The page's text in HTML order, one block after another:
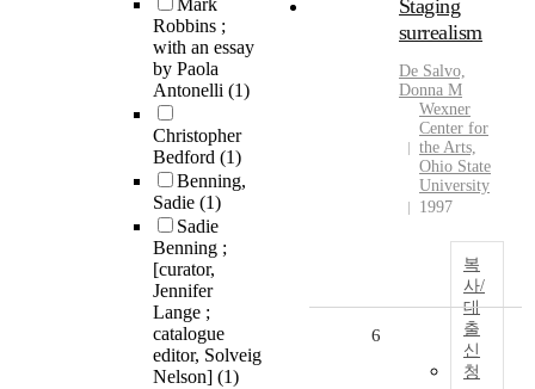
Mark
Robbins ;
with an essay
by Paola
Antonelli (1)
Christopher
Bedford (1)
Benning,
Sadie (1)
Sadie
Benning ;
[curator,
Jennifer
Lange ;
catalogue
editor, Solveig
Nelson] (1)
Staging
surrealism
De Salvo,
Donna M
Wexner
Center for
the Arts,
Ohio State
University
1997
복
사/
대
출
신
청
6